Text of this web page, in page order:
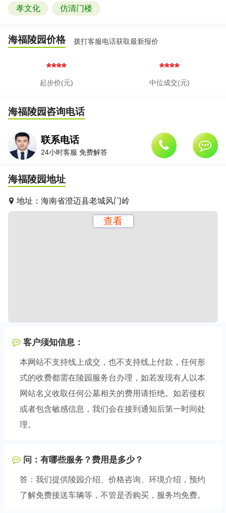
孝文化 仿清门楼
海福陵园价格 拨打客服电话获取最新报价
****
起步价(元)
****
中位成交(元)
海福陵园咨询电话
联系电话
24小时客服 免费解答
海福陵园地址
地址： 海南省澄迈县老城风门岭
查看
客户须知信息：
本网站不支持线上成交，也不支持线上付款，任何形
式的收费都需在陵园服务台办理，如若发现有人以本
网站名义收取任何公墓相关的费用请拒绝。如若侵权
或者包含敏感信息，我们会在接到通知后第一时间处
理。
问：有哪些服务？费用是多少？
答：我们提供陵园介绍、价格咨询、环境介绍，预约
了解免费接送车辆等，不管是否购买，服务均免费。